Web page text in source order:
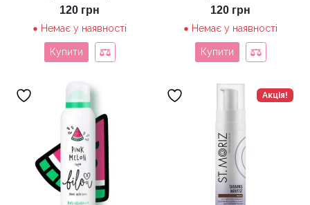
120 грн
Немає у наявності
Купити
120 грн
Немає у наявності
Купити
Акція!